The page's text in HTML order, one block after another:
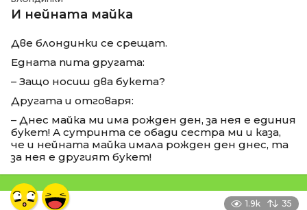
И нейната майка
Две блондинки се срещат.
Едната пита другата:
– Защо носиш два букета?
Другата и отговаря:
– Днес майка ми има рожден ден, за нея е единия
букет! А сутринта се обади сестра ми и каза,
че и нейната майка имала рожден ден днес, та
за нея е другият букет!
1.9k 35